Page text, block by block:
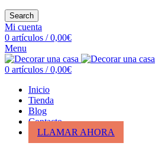
Search
Mi cuenta
0 artículos / 0,00€
Menu
0 artículos / 0,00€
Inicio
Tienda
Blog
Contacto
LLAMAR AHORA